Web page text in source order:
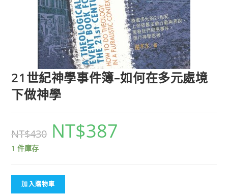
21世紀神學事件簿–如何在多元處境
下做神學
NT$430 NT$387
1 件庫存
加入購物車